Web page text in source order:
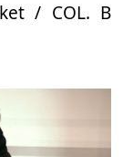
/ COL. B